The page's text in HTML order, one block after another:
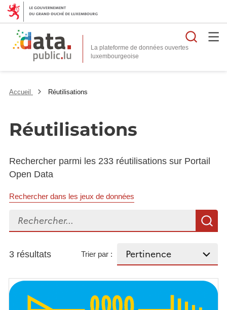
La plateforme de données ouvertes
Accueil Réutilisations
Réutilisations
Rechercher parmi les 233 réutilisations sur Portail
Open Data
Rechercher dans les jeux de données
Rechercher...
3 résultats Trier par :